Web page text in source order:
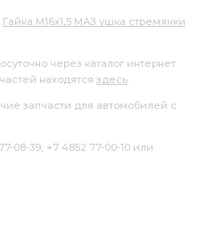
Гайка М16х1,5 МАЗ ушка стремянки
через каталог интернет
находятся здесь.
запчасти для автомобилей с
39, +7 4852 77-00-10 или